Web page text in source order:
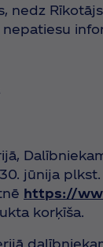
nedz
jūnija
https://
korķīša.